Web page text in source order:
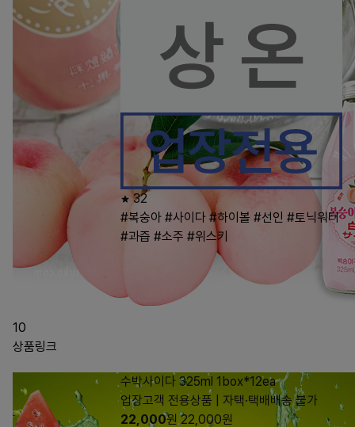
10
32
#복숭아 #사이다 #하이볼 #선인 #토닉워터
#과즙 #소주 #위스키
상품링크
수박사이다 325ml 1box*12ea
업장고객 전용상품 | 자택·택배배송 불가
22,000원 22,000원